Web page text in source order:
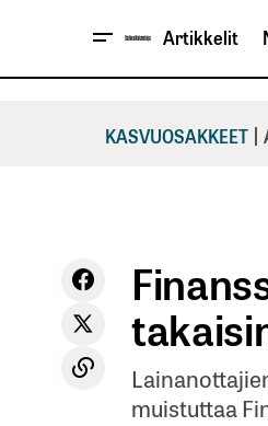
Artikkelit
KASVUOSAKKEET |
muistuttaa